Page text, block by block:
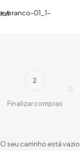
2
Finalizar compras
O seu carrinho está vazio.